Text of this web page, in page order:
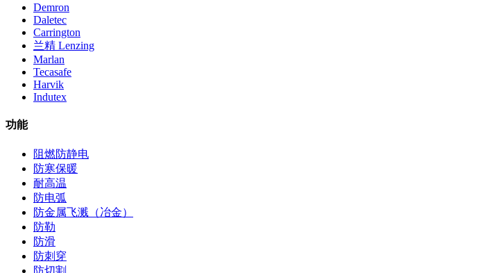
Demron
Daletec
Carrington
兰精 Lenzing
Marlan
Tecasafe
Harvik
Indutex
功能
阻燃防静电
防寒保暖
耐高温
防电弧
防金属飞溅（冶金）
防勒
防滑
防刺穿